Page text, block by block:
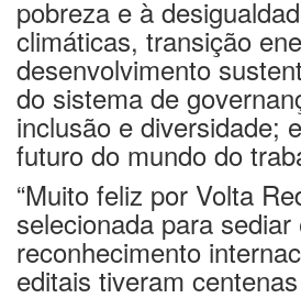
pobreza e à
climáticas, transição
desenvolvimento
do sistema de
inclusão e diversidade;
futuro do mundo do
“Muito feliz por Volta
selecionada para
reconhecimento
editais tiveram